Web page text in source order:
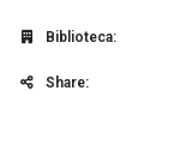
Biblioteca:
Share: